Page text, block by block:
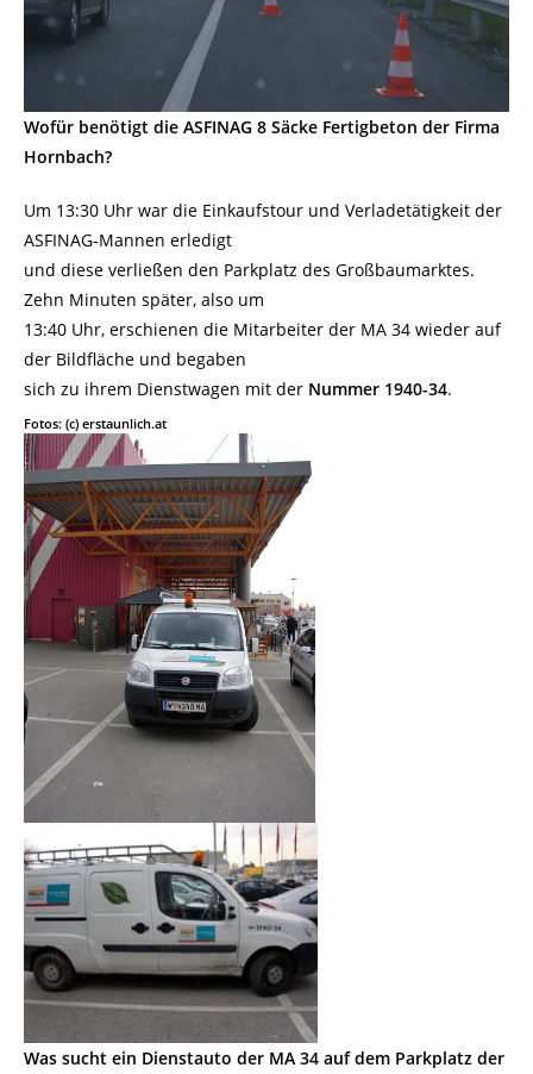
Wofür benötigt die ASFINAG 8 Säcke Fertigbeton der Firma
Hornbach?
Um 13:30 Uhr war die Einkaufstour und Verladetätigkeit der
ASFINAG-Mannen erledigt
und diese verließen den Parkplatz des Großbaumarktes.
Zehn Minuten später, also um
13:40 Uhr, erschienen die Mitarbeiter der MA 34 wieder auf
der Bildfläche und begaben
sich zu ihrem Dienstwagen mit der Nummer 1940-34.
Fotos: (c) erstaunlich.at
Was sucht ein Dienstauto der MA 34 auf dem Parkplatz der